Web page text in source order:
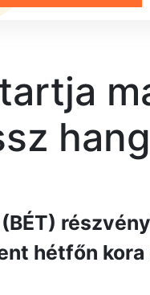
hétfőn